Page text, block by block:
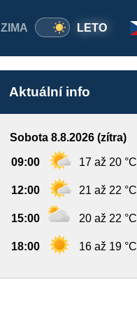
ZIMA LETO
Aktuální info
Sobota 8.8.2026 (zítra)
09:00 17 až 20 °C
12:00 21 až 22 °C
15:00 20 až 22 °C
18:00 16 až 19 °C